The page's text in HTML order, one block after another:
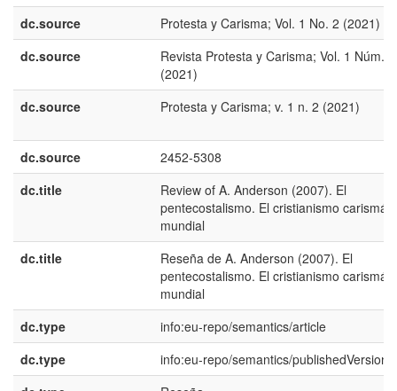
dc.source
Protesta y Carisma; Vol. 1 No. 2 (2021)
dc.source
Revista Protesta y Carisma; Vol. 1 Núm. 2
(2021)
dc.source
Protesta y Carisma; v. 1 n. 2 (2021)
dc.source
2452-5308
dc.title
Review of A. Anderson (2007). El
pentecostalismo. El cristianismo
mundial
dc.title
Reseña de A. Anderson (2007). El
pentecostalismo. El cristianismo
mundial
dc.type
info:eu-repo/semantics/article
dc.type
info:eu-repo/semantics/publishedVersion